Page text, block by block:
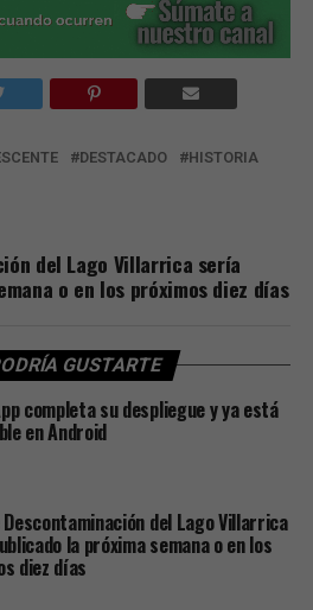
DESTACADO
HISTORIA
del Lago Villarrica sería
o en los próximos diez días
GUSTARTE
completa su despliegue y ya está
en Android
Descontaminación del Lago Villarrica
la próxima semana o en los
diez días